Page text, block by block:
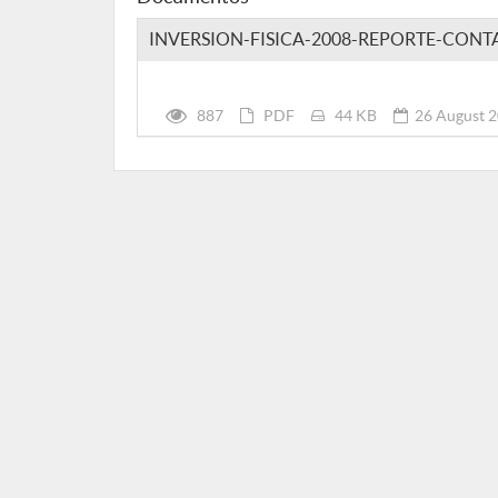
INVERSION-FISICA-2008-REPORTE-
887 PDF 44 KB 26 August